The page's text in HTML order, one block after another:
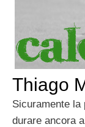
Thiago
Sicuramente la
durare ancora